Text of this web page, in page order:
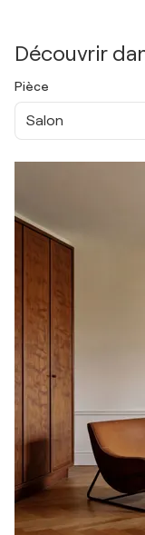
Découvrir
Pièce
Salon